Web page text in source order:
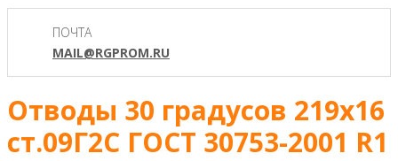
ПОЧТА
MAIL@RGPROM.RU
Отводы 30 градусов 219х16
ст.09Г2С ГОСТ 30753-2001 R1